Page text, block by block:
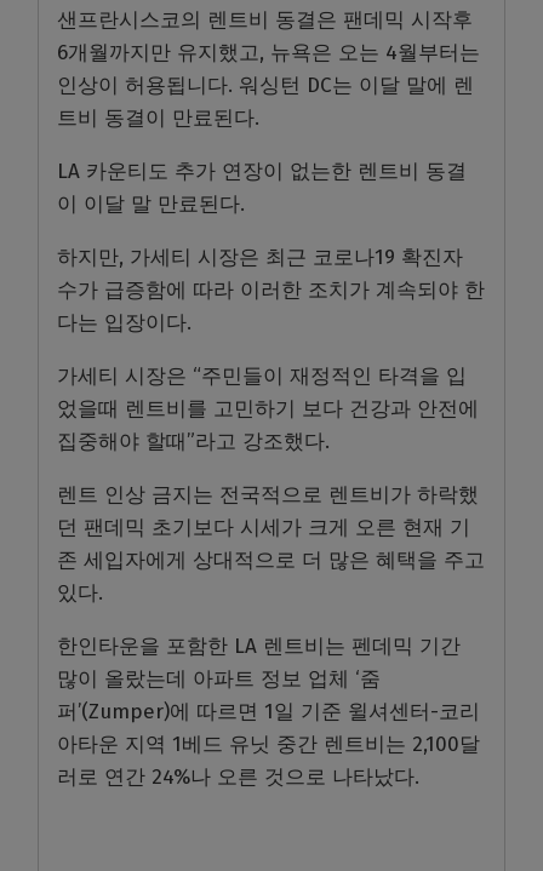
샌프란시스코의 렌트비 동결은 팬데믹 시작후
6개월까지만 유지했고, 뉴욕은 오는 4월부터는
인상이 허용됩니다. 워싱턴 DC는 이달 말에 렌
트비 동결이 만료된다.
LA 카운티도 추가 연장이 없는한 렌트비 동결
이 이달 말 만료된다.
하지만, 가세티 시장은 최근 코로나19 확진자
수가 급증함에 따라 이러한 조치가 계속되야 한
다는 입장이다.
가세티 시장은 “주민들이 재정적인 타격을 입
었을때 렌트비를 고민하기 보다 건강과 안전에
집중해야 할때”라고 강조했다.
렌트 인상 금지는 전국적으로 렌트비가 하락했
던 팬데믹 초기보다 시세가 크게 오른 현재 기
존 세입자에게 상대적으로 더 많은 혜택을 주고
있다.
한인타운을 포함한 LA 렌트비는 펜데믹 기간
많이 올랐는데 아파트 정보 업체 ‘줌
퍼’(Zumper)에 따르면 1일 기준 윌셔센터-코리
아타운 지역 1베드 유닛 중간 렌트비는 2,100달
러로 연간 24%나 오른 것으로 나타났다.